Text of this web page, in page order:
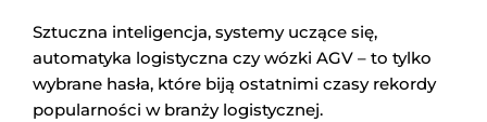
Sztuczna inteligencja, systemy uczące się,
automatyka logistyczna czy wózki AGV – to tylko
wybrane hasła, które biją ostatnimi czasy rekordy
popularności w branży logistycznej.